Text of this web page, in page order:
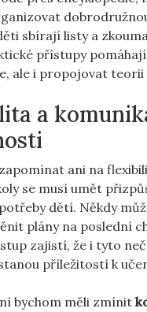
sbírají listy a
přístupy
ale i propojovat teorii
a
⁣ani na
se musí umět‍
⁤dětí. Někdy⁢
plány na poslední
zajistí, že i tyto
příležitostí‌ k
bychom měli zmínit​